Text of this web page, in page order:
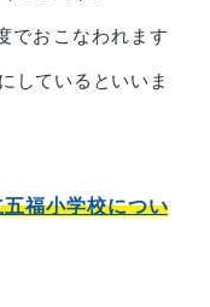
でおこなわれます
しているといいま
福小学校につい